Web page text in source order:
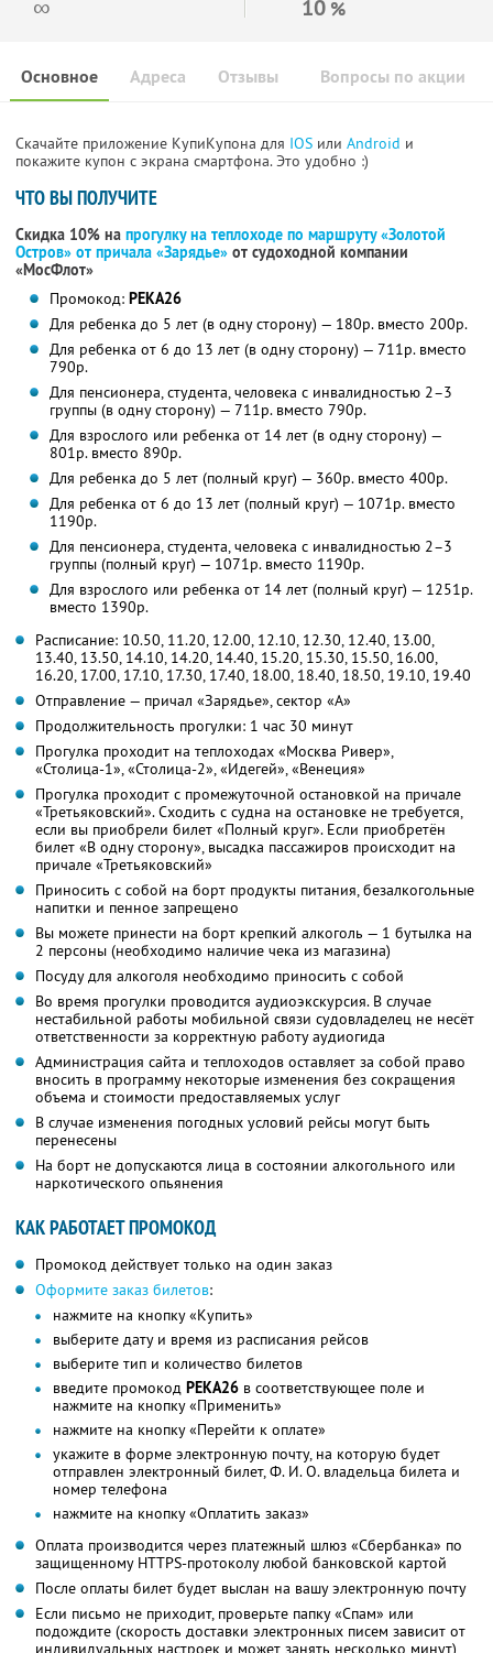
∞ 10 %
Основное Отзывы Вопросы по акции
Адреса
Скачайте приложение КупиКупона для IOS или Android и
покажите купон с экрана смартфона. Это удобно :)
ЧТО ВЫ ПОЛУЧИТЕ
Скидка 10% на прогулку на теплоходе по маршруту «Золотой
Остров» от причала «Зарядье» от судоходной компании
«МосФлот»
Промокод: РЕКА26
Для ребенка до 5 лет (в одну сторону) — 180р. вместо 200р.
Для ребенка от 6 до 13 лет (в одну сторону) — 711р. вместо
790р.
Для пенсионера, студента, человека с инвалидностью 2–3
группы (в одну сторону) — 711р. вместо 790р.
Для взрослого или ребенка от 14 лет (в одну сторону) —
801р. вместо 890р.
Для ребенка до 5 лет (полный круг) — 360р. вместо 400р.
Для ребенка от 6 до 13 лет (полный круг) — 1071р. вместо
1190р.
Для пенсионера, студента, человека с инвалидностью 2–3
группы (полный круг) — 1071р. вместо 1190р.
Для взрослого или ребенка от 14 лет (полный круг) — 1251р.
вместо 1390р.
Расписание: 10.50, 11.20, 12.00, 12.10, 12.30, 12.40, 13.00,
13.40, 13.50, 14.10, 14.20, 14.40, 15.20, 15.30, 15.50, 16.00,
16.20, 17.00, 17.10, 17.30, 17.40, 18.00, 18.40, 18.50, 19.10, 19.40
Отправление — причал «Зарядье», сектор «A»
Продолжительность прогулки: 1 час 30 минут
Прогулка проходит на теплоходах «Москва Ривер»,
«Столица-1», «Столица-2», «Идегей», «Венеция»
Прогулка проходит с промежуточной остановкой на причале
«Третьяковский». Сходить с судна на остановке не требуется,
если вы приобрели билет «Полный круг». Если приобретён
билет «В одну сторону», высадка пассажиров происходит на
причале «Третьяковский»
Приносить с собой на борт продукты питания, безалкогольные
напитки и пенное запрещено
Вы можете принести на борт крепкий алкоголь — 1 бутылка на
2 персоны (необходимо наличие чека из магазина)
Посуду для алкоголя необходимо приносить с собой
Во время прогулки проводится аудиоэкскурсия. В случае
нестабильной работы мобильной связи судовладелец не несёт
ответственности за корректную работу аудиогида
Администрация сайта и теплоходов оставляет за собой право
вносить в программу некоторые изменения без сокращения
объема и стоимости предоставляемых услуг
В случае изменения погодных условий рейсы могут быть
перенесены
На борт не допускаются лица в состоянии алкогольного или
наркотического опьянения
КАК РАБОТАЕТ ПРОМОКОД
Промокод действует только на один заказ
Оформите заказ билетов:
нажмите на кнопку «Купить»
выберите дату и время из расписания рейсов
выберите тип и количество билетов
введите промокод РЕКА26 в соответствующее поле и
нажмите на кнопку «Применить»
нажмите на кнопку «Перейти к оплате»
укажите в форме электронную почту, на которую будет
отправлен электронный билет, Ф. И. О. владельца билета и
номер телефона
нажмите на кнопку «Оплатить заказ»
Оплата производится через платежный шлюз «Сбербанка» по
защищенному HTTPS-протоколу любой банковской картой
После оплаты билет будет выслан на вашу электронную почту
Если письмо не приходит, проверьте папку «Спам» или
подождите (скорость доставки электронных писем зависит от
индивидуальных настроек и может занять несколько минут),